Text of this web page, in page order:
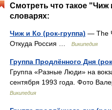
Смотреть что такое "Чиж
словарях:
Чиж и Ко (рок-группа) — The
Откуда Россия …
Википедия
Группа Продлённого Дня
Группа «Разные Люди» на
сентября 1993 года. Фото
Википедия